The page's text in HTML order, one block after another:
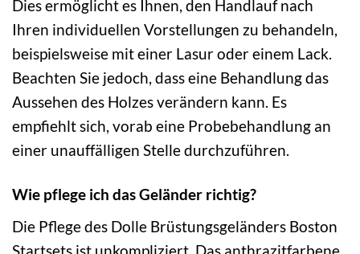
Dies ermöglicht es Ihnen, den Handlauf nach
Ihren individuellen Vorstellungen zu behandeln,
beispielsweise mit einer Lasur oder einem Lack.
Beachten Sie jedoch, dass eine Behandlung das
Aussehen des Holzes verändern kann. Es
empfiehlt sich, vorab eine Probebehandlung an
einer unauffälligen Stelle durchzuführen.
Wie pflege ich das Geländer richtig?
Die Pflege des Dolle Brüstungsgeländers Boston
Startsets ist unkompliziert. Das anthrazitfarbene